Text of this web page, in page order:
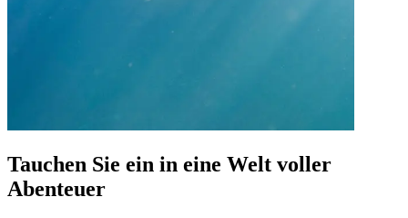
Tauchen Sie ein in eine Welt voller
Abenteuer